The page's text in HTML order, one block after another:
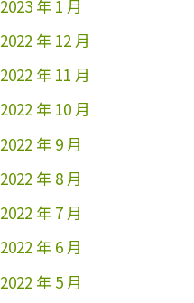
2023 年 1 月
2022 年 12 月
2022 年 11 月
2022 年 10 月
2022 年 9 月
2022 年 8 月
2022 年 7 月
2022 年 6 月
2022 年 5 月